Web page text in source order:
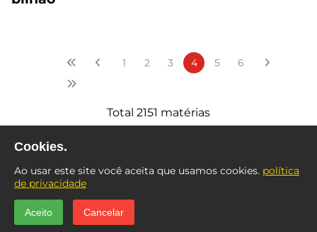
1 2 3 4 5 6
Total 2151 matérias
© 2025 Suita Sistemas. Todos os direitos reservados
Cookies.
Ao usar este site você aceita que usamos cookies. política
de privacidade
Aceito Cancelar